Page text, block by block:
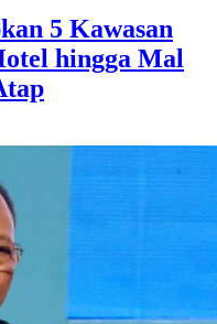
5 Kawasan
hingga Mal